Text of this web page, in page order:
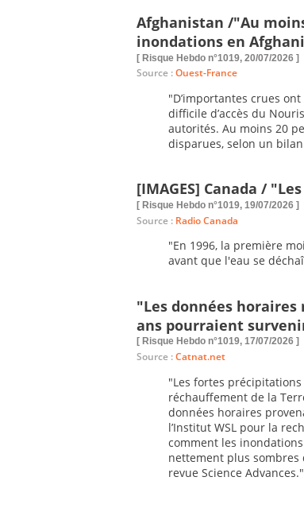
Afghanistan /"Au
inondations en
[ Risque Hebdo n°1019, 20/07/2026 ]
Source :Ouest-France
"D’importantes crues
difficile d’accès du
autorités. Au moins 20
disparues, selon un
[IMAGES] Canada /
[ Risque Hebdo n°1019, 19/07/2026 ]
Source : Radio Canada
"En 1996, la première
avant que l'eau se
"Les données
ans pourraient
[ Risque Hebdo n°1019, 17/07/2026 ]
Source :Catnat.net
"Les fortes
réchauffement de la
données horaires
l’Institut WSL pour la
comment les
nettement plus sombres
revue Science Advances."